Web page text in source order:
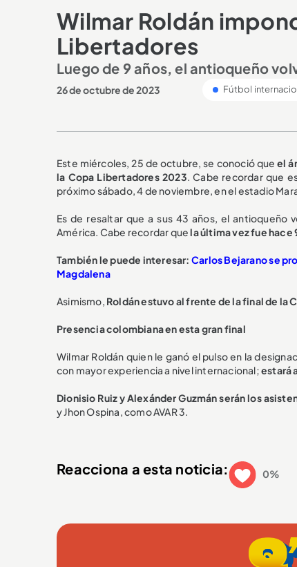
Wilmar Roldán
Libertadores
Luego de 9 años, el antioqueño
26 de octubre de 2023 Fútbol
Este miércoles, 25 de octubre, se conoció que el
la Copa Libertadores 2023. Cabe recordar que
próximo sábado, 4 de noviembre, en el estadio
Es de resaltar que a sus 43 años, el antioqueño
América. Cabe recordar quela última vez fue hace
También le puede interesar: Carlos Bejarano se
Magdalena
Asimismo, Roldán estuvo al frente de la final de la
Presencia colombiana en esta gran final
Wilmar Roldán quien le ganó el pulso en la
con mayor experiencia a nivel internacional;estará
Dionisio Ruiz y Alexánder Guzmán serán los
y Jhon Ospina, como AVAR 3.
Reacciona a esta noticia: 0%